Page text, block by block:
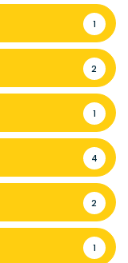
1
2
1
4
2
1